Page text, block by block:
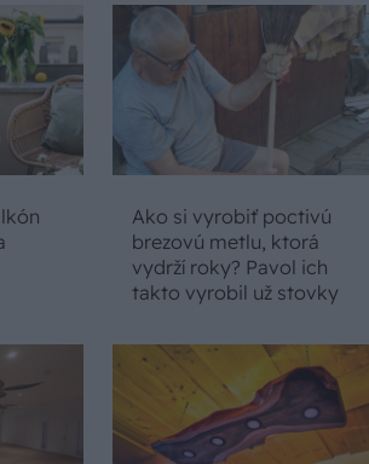
Ako si vyrobiť poctivú
brezovú metlu, ktorá
vydrží roky? Pavol ich
takto vyrobil už stovky